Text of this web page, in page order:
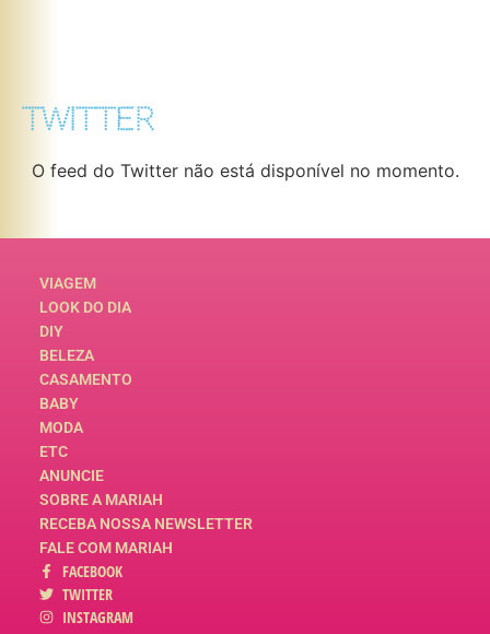
TWITTER
O feed do Twitter não está disponível no momento.
VIAGEM
LOOK DO DIA
DIY
BELEZA
CASAMENTO
BABY
MODA
ETC
ANUNCIE
SOBRE A MARIAH
RECEBA NOSSA NEWSLETTER
FALE COM MARIAH
FACEBOOK
TWITTER
INSTAGRAM